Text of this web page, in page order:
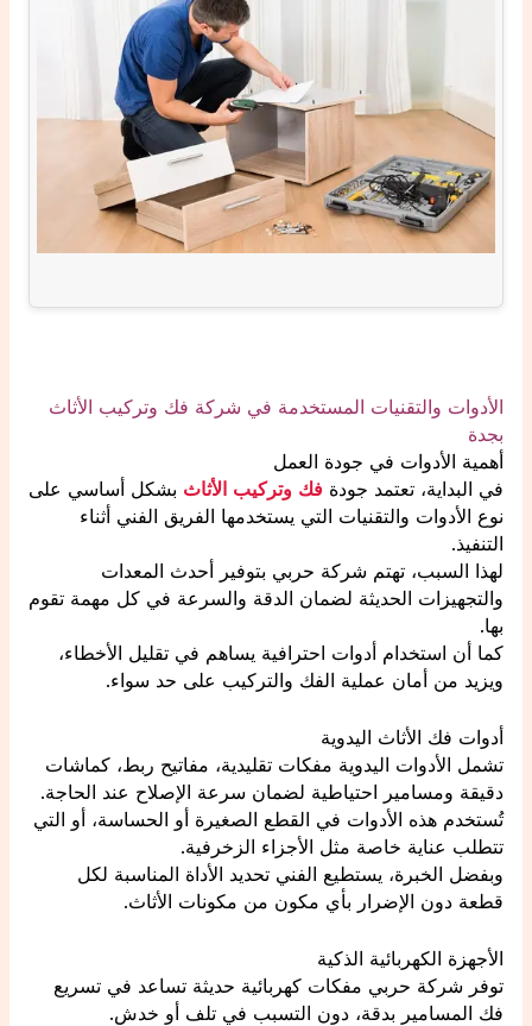
الأدوات والتقنيات المستخدمة في شركة فك وتركيب الأثاث
بجدة
أهمية الأدوات في جودة العمل
في البداية، تعتمد جودة فك وتركيب الأثاث بشكل أساسي على
نوع الأدوات والتقنيات التي يستخدمها الفريق الفني أثناء
التنفيذ.
لهذا السبب، تهتم شركة حربي بتوفير أحدث المعدات
والتجهيزات الحديثة لضمان الدقة والسرعة في كل مهمة تقوم
بها.
كما أن استخدام أدوات احترافية يساهم في تقليل الأخطاء،
ويزيد من أمان عملية الفك والتركيب على حد سواء.
أدوات فك الأثاث اليدوية
تشمل الأدوات اليدوية مفكات تقليدية، مفاتيح ربط، كماشات
دقيقة ومسامير احتياطية لضمان سرعة الإصلاح عند الحاجة.
تُستخدم هذه الأدوات في القطع الصغيرة أو الحساسة، أو التي
تتطلب عناية خاصة مثل الأجزاء الزخرفية.
وبفضل الخبرة، يستطيع الفني تحديد الأداة المناسبة لكل
قطعة دون الإضرار بأي مكون من مكونات الأثاث.
الأجهزة الكهربائية الذكية
توفر شركة حربي مفكات كهربائية حديثة تساعد في تسريع
فك المسامير بدقة، دون التسبب في تلف أو خدش.